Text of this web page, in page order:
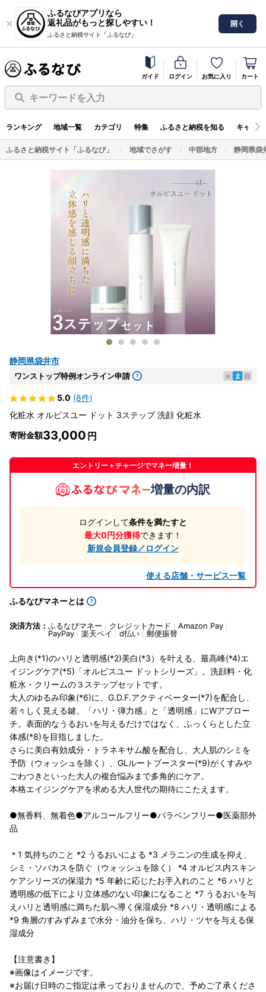
ふるなびアプリなら
返礼品がもっと探しやすい！
ふるさと納税サイト「ふるなび」
開く
ガイド ログイン お気に入り カート
キーワードを入力
ランキング 地域一覧 カテゴリ 特集 ふるさと納税を知る キャン
ふるさと納税サイト「ふるなび」 地域でさがす 中部地方 静岡県袋
静岡県袋井市
ワンストップ特例オンライン申請 e ま 自
5.0 (8件)
化粧水 オルビスユー ドット 3ステップ 洗顔 化粧水
寄附金額33,000
エントリー＋チャージでマネー増量！
増量の内訳
ログインして条件を満たすと
最大0円分獲得できます！
新規会員登録／ログイン
使える店舗・サービス一覧
ふるなびマネーとは
決済方法： ふるなびマネー クレジットカード
Amazon Pay
PayPay
楽天ペイ d払い 郵便振替
上向き(*1)のハリと透明感(*2)美白(*3）を叶える、最高峰(*4)エ
イジングケア(*5)「オルビスユー ドットシリーズ」。洗顔料・化
粧水・クリームの３ステップセットです。
大人のゆるみ印象(*6)に、G.D.F.アクティベーター(*7)を配合し、
若々しく見える鍵、「ハリ・弾力感」と「透明感」にWアプロー
チ。表面的なうるおいを与えるだけではなく、ふっくらとした立
体感(*8)を目指しました。
さらに美白有効成分・トラネキサム酸を配合し、大人肌のシミを
予防（ウォッシュを除く）、GLルートブースター(*9)がくすみや
ごわつきといった大人の複合悩みまで多角的にケア。
本格エイジングケアを求める大人世代の期待にこたえます。
●無香料、無着色●アルコールフリー●パラベンフリー●医薬部外
品
＊1 気持ちのこと *2 うるおいによる *3 メラニンの生成を抑え、
シミ・ソバカスを防ぐ（ウォッシュを除く） *4 オルビス内スキン
ケアシリーズの保湿力 *5 年齢に応じたお手入れのこと *6 ハリと
透明感の低下により立体感のない印象になること *7 うるおいを与
えハリと透明感に満ちた肌へ導く保湿成分 *8 ハリ・透明感による
*9 角層のすみずみまで水分・油分を保ち、ハリ・ツヤを与える保
湿成分
【注意書き】
※画像はイメージです。
※お届け日時のご指定は承っておりませんので、予めご了承くださ